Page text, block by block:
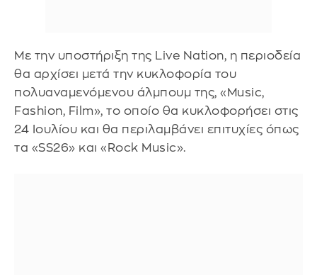
Με την υποστήριξη της Live Nation, η περιοδεία
θα αρχίσει μετά την κυκλοφορία του
πολυαναμενόμενου άλμπουμ της, «Music,
Fashion, Film», το οποίο θα κυκλοφορήσει στις
24 Ιουλίου και θα περιλαμβάνει επιτυχίες όπως
τα «SS26» και «Rock Music».